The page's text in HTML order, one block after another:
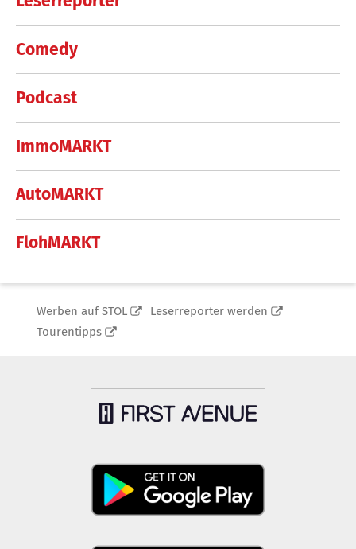
Comedy
Podcast
ImmoMARKT
AutoMARKT
FlohMARKT
Werben auf STOL
Leserreporter werden
Tourentipps